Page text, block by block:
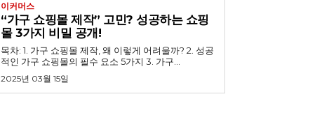
이커머스
“가구 쇼핑몰 제작” 고민? 성공하는 쇼핑
몰 3가지 비밀 공개!
목차: 1. 가구 쇼핑몰 제작, 왜 이렇게 어려울까? 2. 성공
적인 가구 쇼핑몰의 필수 요소 5가지 3. 가구...
2025년 03월 15일